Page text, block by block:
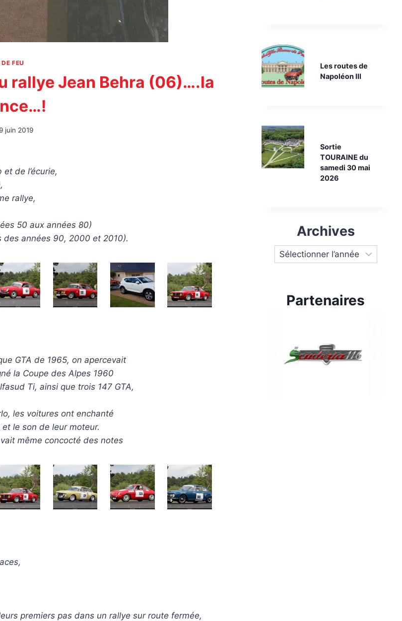
FEU
rallye Jean Behra (06)….la
juin 2019
de l’écurie,
rallye,
50 aux années 80)
des années 90, 2000 et 2010).
GTA de 1965, on apercevait
la Coupe des Alpes 1960
Ti, ainsi que trois 147 GTA,
les voitures ont enchanté
le son de leur moteur.
même concocté des notes
premiers pas dans un rallye sur route fermée,
Les routes de
Napoléon III
Sortie
TOURAINE du
samedi 30 mai
2026
Archives
Partenaires